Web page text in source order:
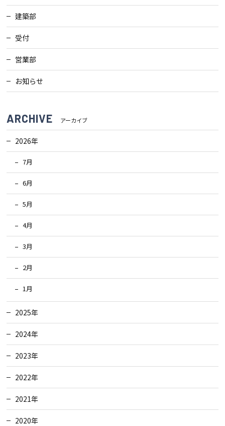
よくあるご質問
スタッフブログ
プライバシー
ソーシャルメディアポリ
サイトマップ
建築部
受付
営業部
お知らせ
ARCHIVE アーカイブ
2026年
7月
6月
5月
4月
3月
2月
1月
2025年
2024年
2023年
2022年
2021年
2020年